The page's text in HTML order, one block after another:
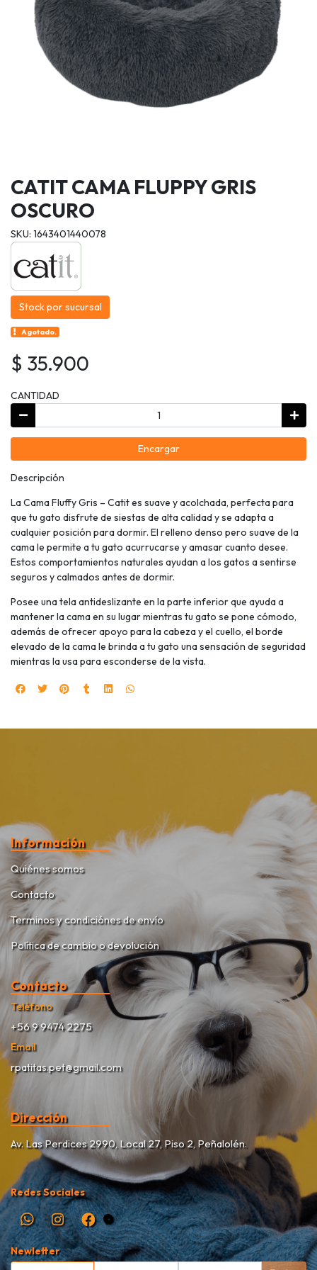
CATIT CAMA FLUPPY GRIS
OSCURO
SKU: 1643401440078
Stock por sucursal
Agotado.
$ 35.900
CANTIDAD
Encargar
Descripción
La Cama Fluffy Gris – Catit es suave y acolchada, perfecta para
que tu gato disfrute de siestas de alta calidad y se adapta a
cualquier posición para dormir. El relleno denso pero suave de la
cama le permite a tu gato acurrucarse y amasar cuanto desee.
Estos comportamientos naturales ayudan a los gatos a sentirse
seguros y calmados antes de dormir.
Posee una tela antideslizante en la parte inferior que ayuda a
mantener la cama en su lugar mientras tu gato se pone cómodo,
además de ofrecer apoyo para la cabeza y el cuello, el borde
elevado de la cama le brinda a tu gato una sensación de seguridad
mientras la usa para esconderse de la vista.
Información
Quiénes somos
Contacto
Terminos y condiciónes de envío
Política de cambio o devolución
Contacto
Teléfono
+56 9 9474 2275
Email
rpatitas.pet@gmail.com
Dirección
Av. Las Perdices 2990, Local 27, Piso 2, Peñalolén.
Redes Sociales
Newletter